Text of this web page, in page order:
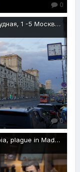
0
Жилые здания по ул. Краснопрудная, 1 -5 Москва, 27.05.2018 г.JPG.JPG
0
Malaria in Peru, cholera in Zambia, plague in Madagascar and deadly flu in Europe.jpg